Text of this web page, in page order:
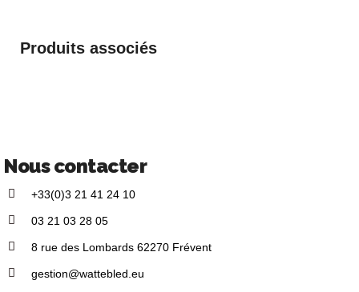
Produits associés
Nous contacter
+33(0)3 21 41 24 10
03 21 03 28 05
8 rue des Lombards 62270 Frévent
gestion@wattebled.eu